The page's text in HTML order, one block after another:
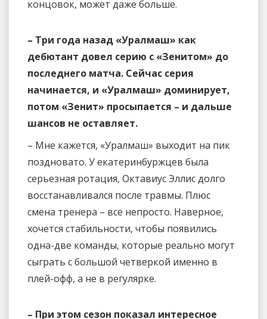
концовок, может даже больше.
– Три года назад «Уралмаш» как
дебютант довел серию с «Зенитом» до
последнего матча. Сейчас серия
начинается, и «Уралмаш» доминирует,
потом «Зенит» просыпается – и дальше
шансов не оставляет.
– Мне кажется, «Уралмаш» выходит на пик
поздновато. У екатеринбуржцев была
серьезная ротация, Октавиус Эллис долго
восстанавливался после травмы. Плюс
смена тренера – все непросто. Наверное,
хочется стабильности, чтобы появились
одна-две команды, которые реально могут
сыграть с большой четверкой именно в
плей-офф, а не в регулярке.
– При этом сезон показал интересное